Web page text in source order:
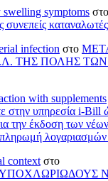
symptoms στο
συνεπείς καταναλωτές
infection στο
ΤΗΣ ΠΟΛΗΣ ΤΩΝ
with supplements
στην υπηρεσία i-Bill
την έκδοση των
context στο